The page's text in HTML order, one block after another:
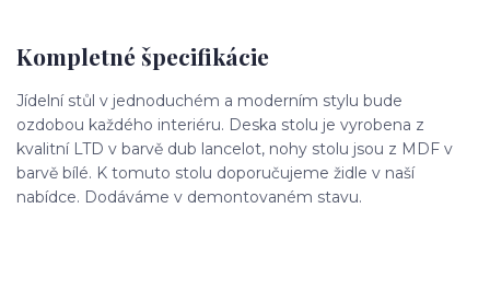
Kompletné špecifikácie
Jídelní stůl v jednoduchém a moderním stylu bude
ozdobou každého interiéru. Deska stolu je vyrobena z
kvalitní LTD v barvě dub lancelot, nohy stolu jsou z MDF v
barvě bílé. K tomuto stolu doporučujeme židle v naší
nabídce. Dodáváme v demontovaném stavu.